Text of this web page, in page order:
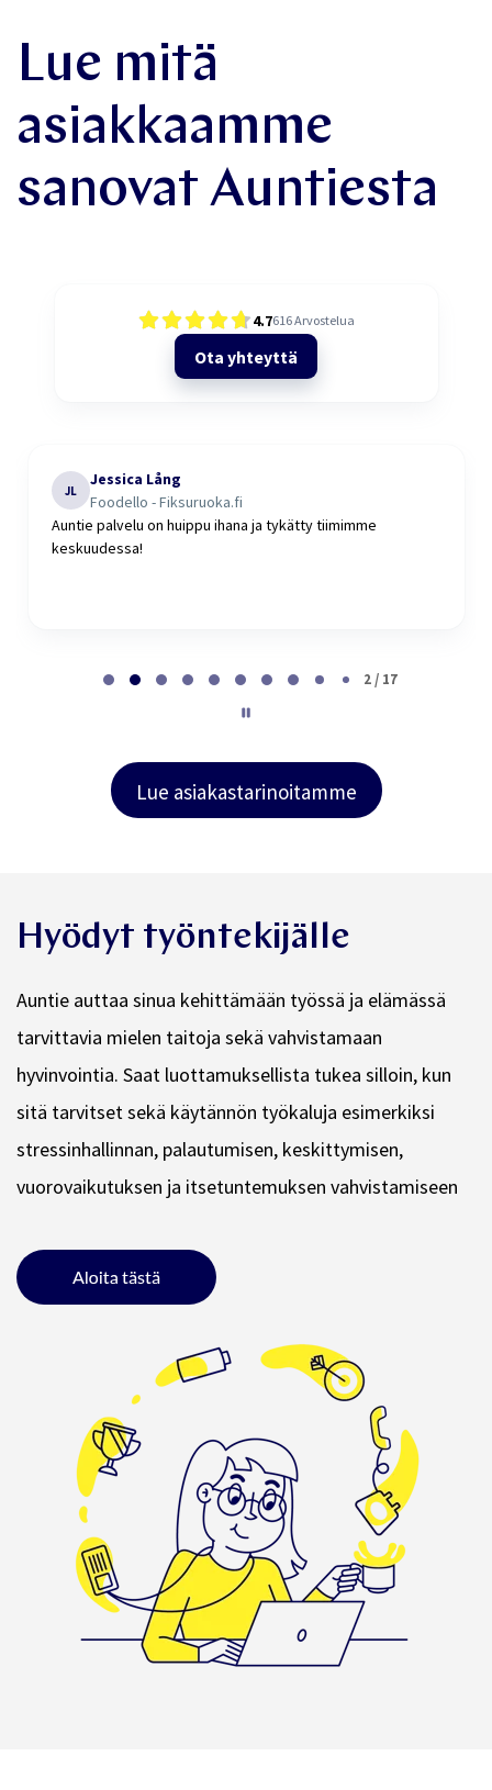
Lue mitä
asiakkaamme
sanovat Auntiesta
4.7616Arvostelua
Ota yhteyttä
JL
Jessica Lång
Foodello - Fiksuruoka.fi
Auntie palvelu on huippu ihana ja tykätty tiimimme
keskuudessa!
2 / 17
Lue asiakastarinoitamme
Hyödyt työntekijälle
Auntie auttaa sinua kehittämään työssä ja elämässä
tarvittavia mielen taitoja sekä vahvistamaan
hyvinvointia. Saat luottamuksellista tukea silloin, kun
sitä tarvitset sekä käytännön työkaluja esimerkiksi
stressinhallinnan, palautumisen, keskittymisen,
vuorovaikutuksen ja itsetuntemuksen vahvistamiseen